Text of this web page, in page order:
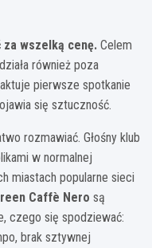
wszelką cenę. Celem
również poza
pierwsze spotkanie
się sztuczność.
rozmawiać. Głośny klub
w normalnej
miastach popularne sieci
Caffè Nero są
czego się spodziewać:
brak sztywnej